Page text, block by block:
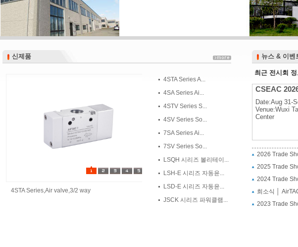
신제품
신제품
4STA Series,Air valve,3/2 way
4STA Series A...
4SA Series Ai...
4STV Series S...
4SV Series So...
7SA Series Ai...
7SV Series So...
LSQH 시리즈 볼리테이...
LSH-E 시리즈 자동윤...
LSD-E 시리즈 자동윤...
JSCK 시리즈 파워클램...
뉴스 & 이벤
뉴스 & 이벤
최근 전시회 정
CSEAC
Date:Aug 31-
Venue:Wuxi
Center
CSEAC 2026
Venue:Wuxi
Center
2026 Trade
2025 Trade
2024 Trade
희소식 │
2023 Trade